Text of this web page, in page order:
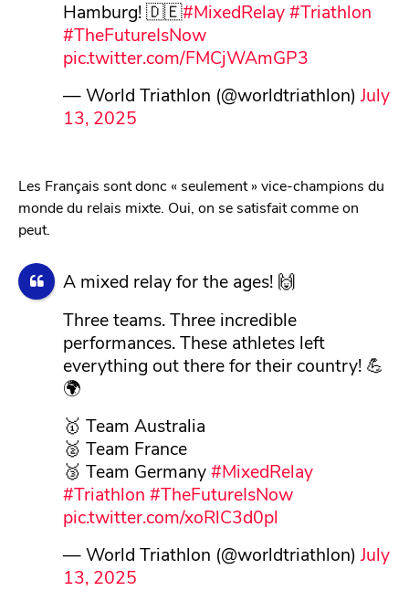
Hamburg! 🇩🇪#MixedRelay #Triathlon
#TheFutureIsNow
pic.twitter.com/FMCjWAmGP3
— World Triathlon (@worldtriathlon) July
13, 2025
Les Français sont donc « seulement » vice-champions du
monde du relais mixte. Oui, on se satisfait comme on
peut.
A mixed relay for the ages! 🙌
Three teams. Three incredible
performances. These athletes left
everything out there for their country! 💪
🌍
🥇 Team Australia
🥈 Team France
🥉 Team Germany#MixedRelay
#Triathlon #TheFutureIsNow
pic.twitter.com/xoRlC3d0pl
— World Triathlon (@worldtriathlon) July
13, 2025